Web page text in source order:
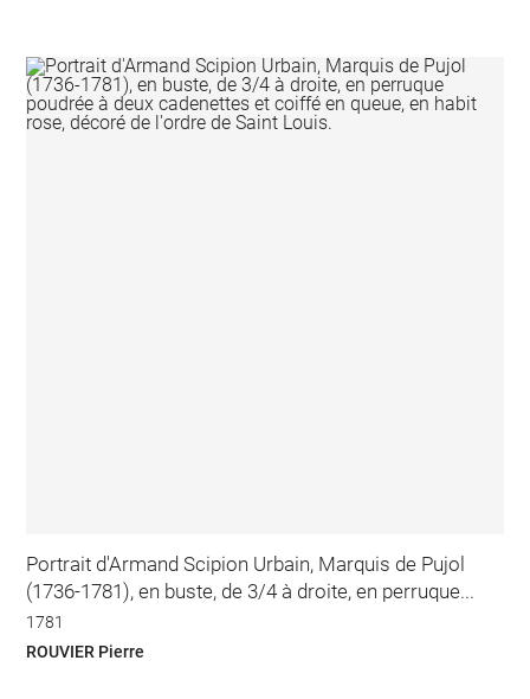
Portrait d'Armand Scipion Urbain, Marquis de Pujol
(1736-1781), en buste, de 3/4 à droite, en perruque...
1781
ROUVIER Pierre